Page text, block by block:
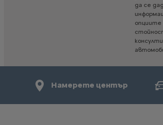
да се
опциите
Намерете център